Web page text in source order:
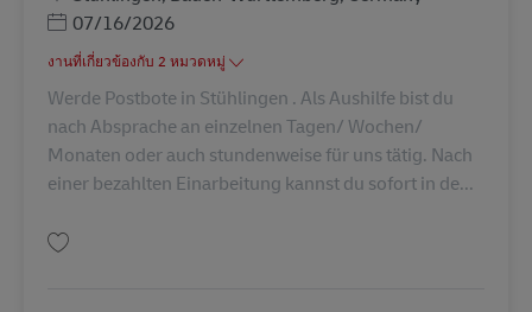
Posted Date
07/16/2026
งานที่เกี่ยวข้องกับ 2 หมวดหมู่
Werde Postbote in Stühlingen . Als Aushilfe bist du
nach Absprache an einzelnen Tagen/ Wochen/
Monaten oder auch stundenweise für uns tätig. Nach
einer bezahlten Einarbeitung kannst du sofort in de...